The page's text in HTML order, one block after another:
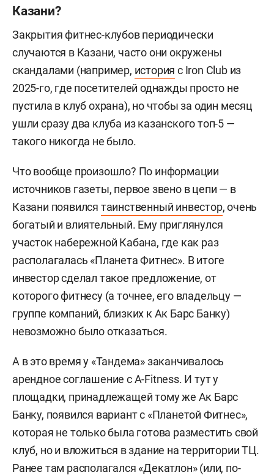
Казани?
Закрытия фитнес-клубов периодически
случаются в Казани, часто они окружены
скандалами (например, история с Iron Club из
2025-го, где посетителей однажды просто не
пустила в клуб охрана), но чтобы за один месяц
ушли сразу два клуба из казанского топ-5 —
такого никогда не было.
Что вообще произошло? По информации
источников газеты, первое звено в цепи — в
Казани появился таинственный инвестор, очень
богатый и влиятельный. Ему приглянулся
участок набережной Кабана, где как раз
располагалась «Планета Фитнес». В итоге
инвестор сделал такое предложение, от
которого фитнесу (а точнее, его владельцу —
группе компаний, близких к Ак Барс Банку)
невозможно было отказаться.
А в это время у «Тандема» заканчивалось
арендное соглашение с A-Fitness. И тут у
площадки, принадлежащей тому же Ак Барс
Банку, появился вариант с «Планетой Фитнес»,
которая не только была готова разместить свой
клуб, но и вложиться в здание на территории ТЦ.
Ранее там располагался «Декатлон» (или, по-